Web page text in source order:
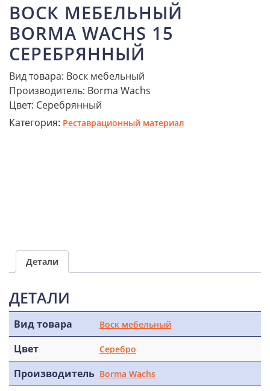
ВОСК МЕБЕЛЬНЫЙ
BORMA WACHS 15
СЕРЕБРЯННЫЙ
Вид товара: Воск мебельный
Производитель: Borma Wachs
Цвет: Серебрянный
Категория: Реставрационный материал
Детали
ДЕТАЛИ
Вид товара Воск мебельный
Цвет Серебро
Производитель Borma Wachs